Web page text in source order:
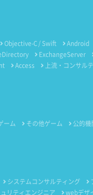
Objective-C / Swift Android
ExchangeServer
Access 上流・コンサル
ーム その他ゲーム 公的機
システムコンサルティング
リティエンジニア webデザ